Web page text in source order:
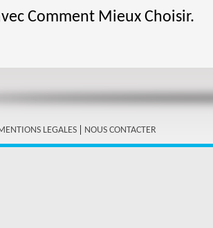
Comment Mieux Choisir.
LEGALES | NOUS CONTACTER